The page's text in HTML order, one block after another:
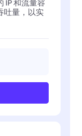
IP 和流量容
吐量，以实